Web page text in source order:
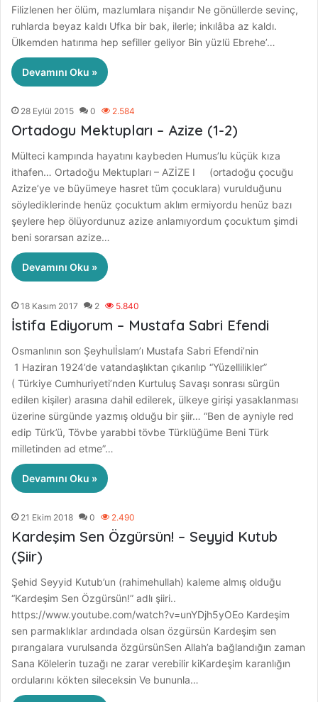
Filizlenen her ölüm, mazlumlara nişandır Ne gönüllerde sevinç,
ruhlarda beyaz kaldı Ufka bir bak, ilerle; inkılâba az kaldı.
Ülkemden hatırıma hep sefiller geliyor Bin yüzlü Ebrehe’…
Devamını Oku »
28 Eylül 2015 0 2.584
Ortadogu Mektupları – Azize (1-2)
Mülteci kampında hayatını kaybeden Humus’lu küçük kıza
ithafen… Ortadoğu Mektupları – AZİZE I (ortadoğu çocuğu
Azize’ye ve büyümeye hasret tüm çocuklara) vurulduğunu
söylediklerinde henüz çocuktum aklım ermiyordu henüz bazı
şeylere hep ölüyordunuz azize anlamıyordum çocuktum şimdi
beni sorarsan azize…
Devamını Oku »
18 Kasım 2017 2 5.840
İstifa Ediyorum – Mustafa Sabri Efendi
Osmanlının son Şeyhulİslam’ı Mustafa Sabri Efendi’nin
1 Haziran 1924’de vatandaşlıktan çıkarılıp “Yüzellilikler”
( Türkiye Cumhuriyeti’nden Kurtuluş Savaşı sonrası sürgün
edilen kişiler) arasına dahil edilerek, ülkeye girişi yasaklanması
üzerine sürgünde yazmış olduğu bir şiir… “Ben de ayniyle red
edip Türk’ü, Tövbe yarabbi tövbe Türklüğüme Beni Türk
milletinden ad etme”…
Devamını Oku »
21 Ekim 2018 0 2.490
Kardeşim Sen Özgürsün! – Seyyid Kutub
(Şiir)
Şehid Seyyid Kutub’un (rahimehullah) kaleme almış olduğu
“Kardeşim Sen Özgürsün!” adlı şiiri..
https://www.youtube.com/watch?v=unYDjh5yOEo Kardeşim
sen parmaklıklar ardındada olsan özgürsün Kardeşim sen
pırangalara vurulsanda özgürsünSen Allah’a bağlandığın zaman
Sana Kölelerin tuzağı ne zarar verebilir kiKardeşim karanlığın
ordularını kökten sileceksin Ve bununla…